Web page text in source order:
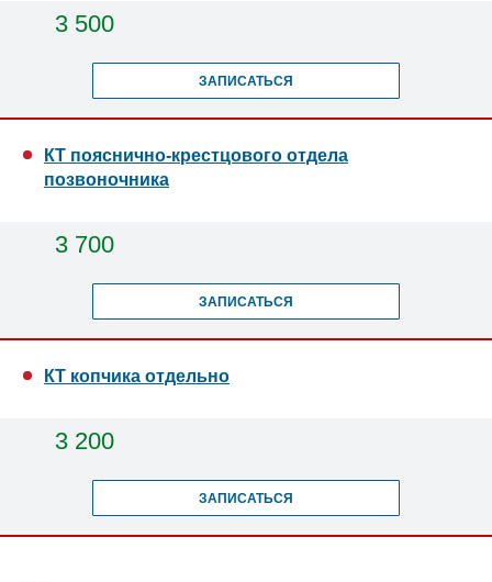
3 500
ЗАПИСАТЬСЯ
КТ пояснично-крестцового отдела
позвоночника
3 700
ЗАПИСАТЬСЯ
КТ копчика отдельно
3 200
ЗАПИСАТЬСЯ